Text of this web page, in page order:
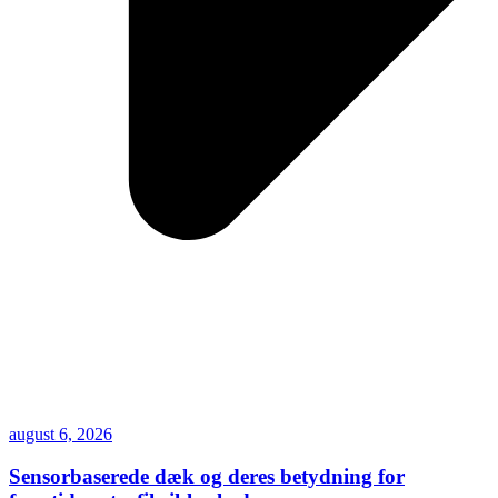
august 6, 2026
Sensorbaserede dæk og deres betydning for